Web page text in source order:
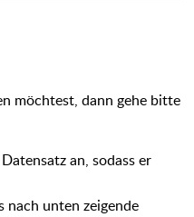
möchtest, dann gehe bitte
an, sodass er
nach unten zeigende